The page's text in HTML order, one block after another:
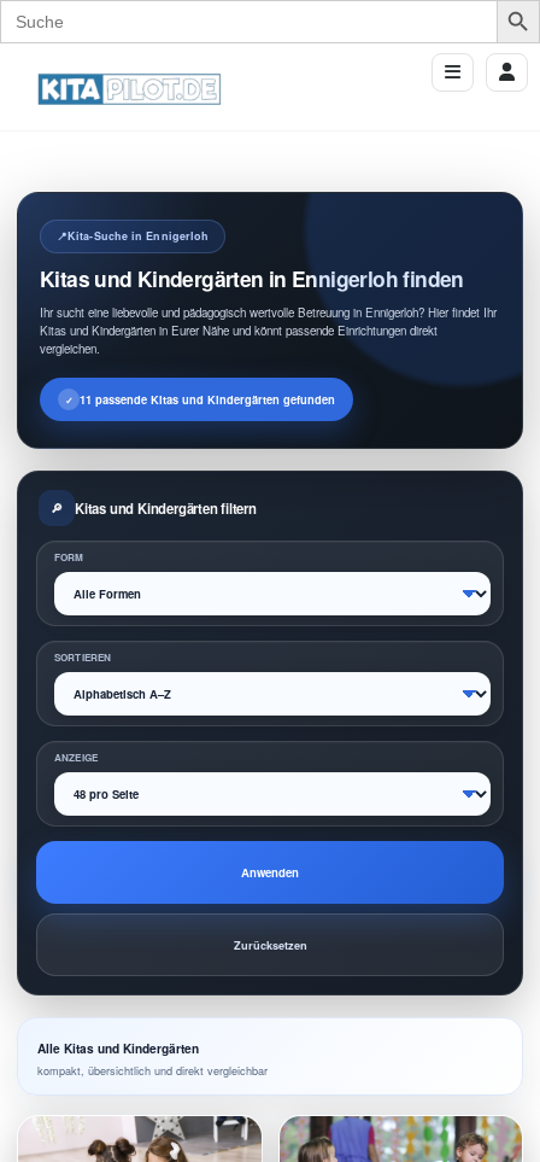
Search
for:
Kita-Suche in Ennigerloh
Kitas und Kindergärten in Ennigerloh finden
Ihr sucht eine liebevolle und pädagogisch wertvolle Betreuung in Ennigerloh? Hier findet Ihr
Kitas und Kindergärten in Eurer Nähe und könnt passende Einrichtungen direkt
vergleichen.
11 passende Kitas und Kindergärten gefunden
Kitas und Kindergärten filtern
FORM
SORTIEREN
ANZEIGE
Anwenden
Zurücksetzen
Alle Kitas und Kindergärten
kompakt, übersichtlich und direkt vergleichbar